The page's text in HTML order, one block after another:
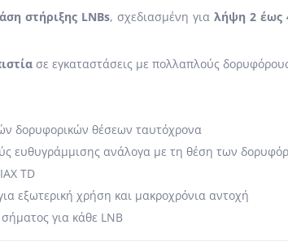
στήριξης LNBs, σχεδιασμένη για λήψη 2 έως
σε εγκαταστάσεις με πολλαπλούς
δορυφορικών θέσεων ταυτόχρονα
ευθυγράμμισης ανάλογα με τη θέση των
TD
εξωτερική χρήση και μακροχρόνια αντοχή
για κάθε LNB